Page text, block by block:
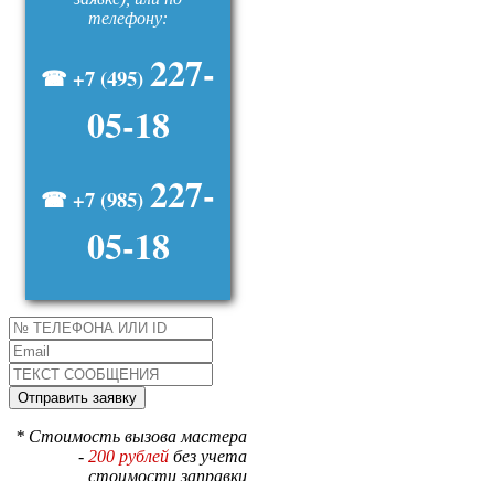
телефону:
☎ +7 (495) 227-
05-18
☎ +7 (985) 227-
05-18
* Стоимость вызова мастера
- 200 рублей без учета
стоимости заправки